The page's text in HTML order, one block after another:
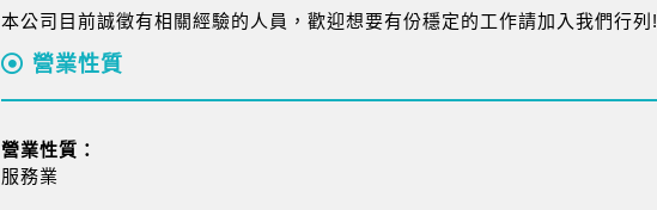
本公司目前誠徵有相關經驗的人員，歡迎想要有份穩定的工作請加入我們行列!
營業性質
營業性質：
服務業